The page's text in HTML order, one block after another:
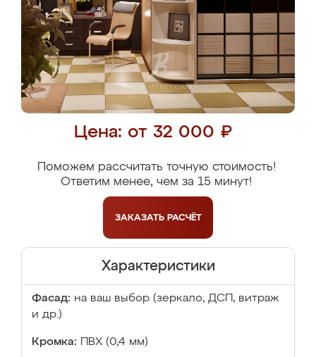
Цена: от 32 000 ₽
Поможем рассчитать точную стоимость!
Ответим менее, чем за 15 минут!
ЗАКАЗАТЬ РАСЧЁТ
Характеристики
Фасад: на ваш выбор (зеркало, ДСП, витраж
и др.)
Кромка: ПВХ (0,4 мм)